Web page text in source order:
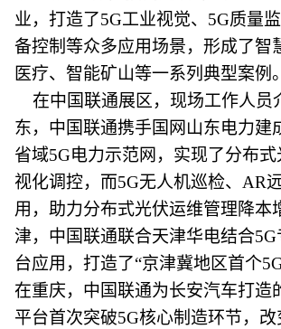
业，打造了5G工业视觉、5G质量
备控制等众多应用场景，形成了智
医疗、智能矿山等一系列典型案例。
在中国联通展区，现场工作人员
东，中国联通携手国网山东电力建
省域5G电力示范网，实现了分布式
视化调控，而5G无人机巡检、AR
用，助力分布式光伏运维管理降本
津，中国联通联合天津华电结合
台应用，打造了“京津冀地区首个
在重庆，中国联通为长安汽车打造
平台首次突破5G核心制造环节，